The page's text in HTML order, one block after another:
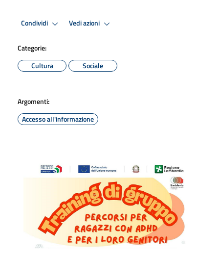
Condividi Vedi azioni
Categorie:
Cultura
Sociale
Argomenti:
Accesso all'informazione